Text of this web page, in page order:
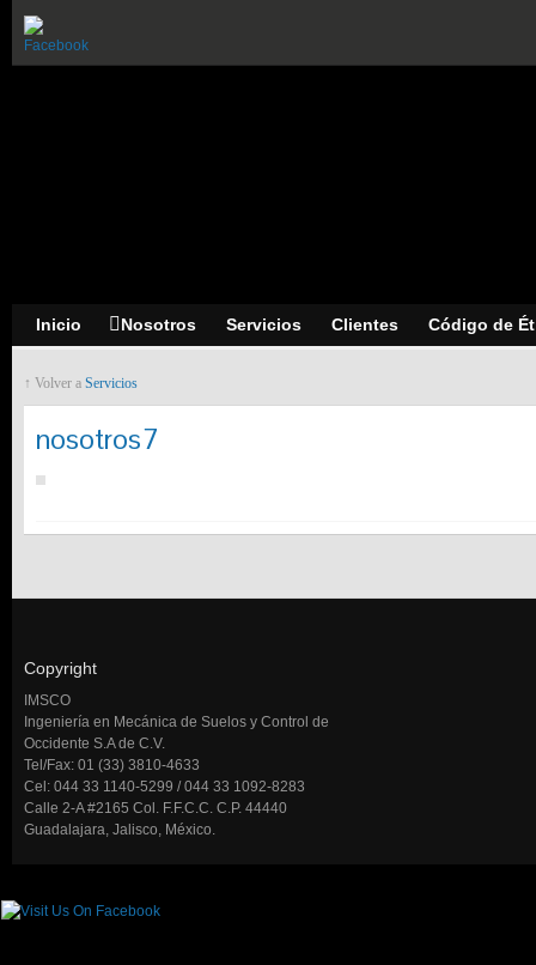
Inicio Nosotros Servicios Clientes Código de
↑ Volver a Servicios
nosotros7
Copyright
IMSCO
Ingeniería en Mecánica de Suelos y Control de
Occidente S.A de C.V.
Tel/Fax: 01 (33) 3810-4633
Cel: 044 33 1140-5299 / 044 33 1092-8283
Calle 2-A #2165 Col. F.F.C.C. C.P. 44440
Guadalajara, Jalisco, México.